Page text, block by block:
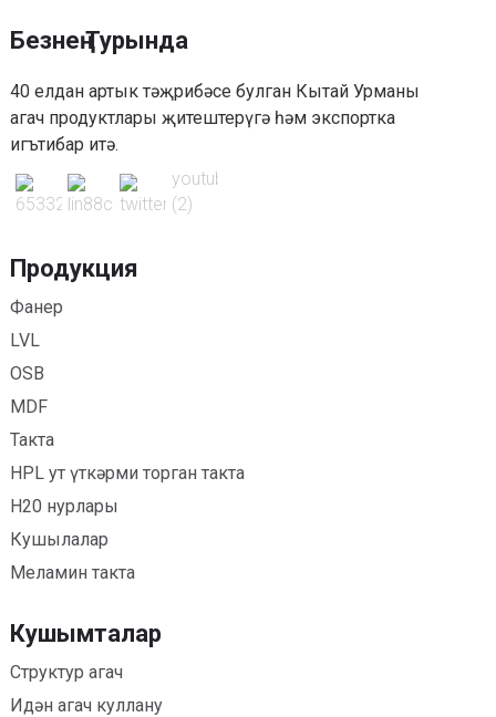
Безнең Турында
40 елдан артык тәҗрибәсе булган Кытай Урманы
агач продуктлары җитештерүгә һәм экспортка
игътибар итә.
Продукция
Фанер
LVL
OSB
MDF
Такта
HPL ут үткәрми торган такта
H20 нурлары
Кушылалар
Меламин такта
Кушымталар
Структур агач
Идән агач куллану